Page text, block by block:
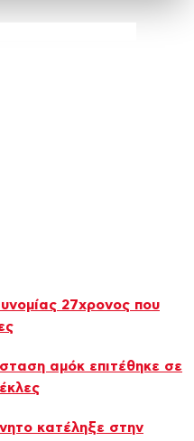
27χρονος που
αμόκ επιτέθηκε σε
κατέληξε στην